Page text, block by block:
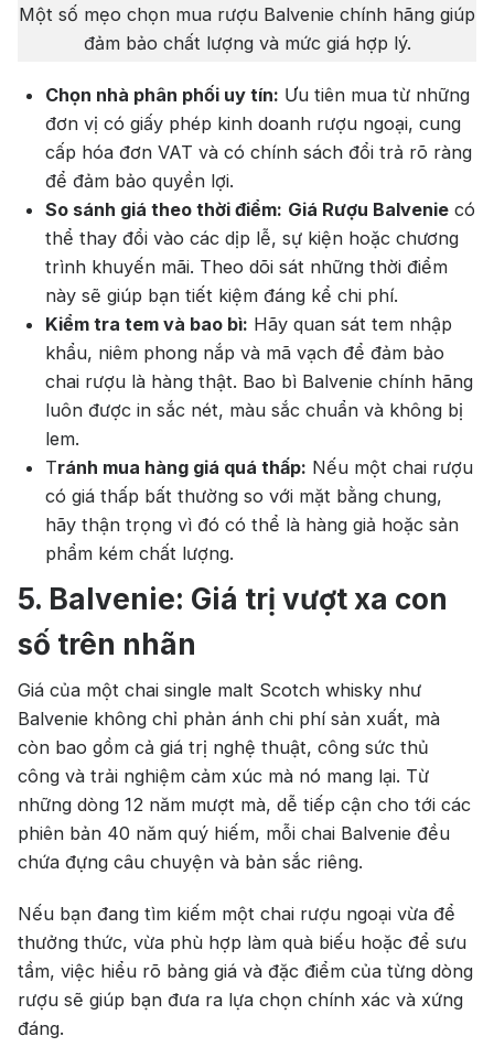
Một số mẹo chọn mua rượu Balvenie chính hãng giúp
đảm bảo chất lượng và mức giá hợp lý.
Chọn nhà phân phối uy tín: Ưu tiên mua từ những
đơn vị có giấy phép kinh doanh rượu ngoại, cung
cấp hóa đơn VAT và có chính sách đổi trả rõ ràng
để đảm bảo quyền lợi.
So sánh giá theo thời điểm: Giá Rượu Balveniecó
thể thay đổi vào các dịp lễ, sự kiện hoặc chương
trình khuyến mãi. Theo dõi sát những thời điểm
này sẽ giúp bạn tiết kiệm đáng kể chi phí.
Kiểm tra tem và bao bì: Hãy quan sát tem nhập
khẩu, niêm phong nắp và mã vạch để đảm bảo
chai rượu là hàng thật. Bao bì Balvenie chính hãng
luôn được in sắc nét, màu sắc chuẩn và không bị
lem.
Tránh mua hàng giá quá thấp: Nếu một chai rượu
có giá thấp bất thường so với mặt bằng chung,
hãy thận trọng vì đó có thể là hàng giả hoặc sản
phẩm kém chất lượng.
5. Balvenie: Giá trị vượt xa con
số trên nhãn
Giá của một chai single malt Scotch whisky như
Balvenie không chỉ phản ánh chi phí sản xuất, mà
còn bao gồm cả giá trị nghệ thuật, công sức thủ
công và trải nghiệm cảm xúc mà nó mang lại. Từ
những dòng 12 năm mượt mà, dễ tiếp cận cho tới các
phiên bản 40 năm quý hiếm, mỗi chai Balvenie đều
chứa đựng câu chuyện và bản sắc riêng.
Nếu bạn đang tìm kiếm một chai rượu ngoại vừa để
thưởng thức, vừa phù hợp làm quà biếu hoặc để sưu
tầm, việc hiểu rõ bảng giá và đặc điểm của từng dòng
rượu sẽ giúp bạn đưa ra lựa chọn chính xác và xứng
đáng.